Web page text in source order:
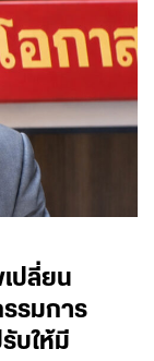
ปลี่ยน
รมการ
บให้มี